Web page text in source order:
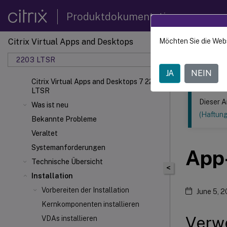
Produktdokumentation
Citrix Virtual Apps and Desktops
2203 LTSR
Citrix Virtual Apps and Desktops 7 2203
LTSR
Was ist neu
Bekannte Probleme
Veraltet
Systemanforderungen
Technische Übersicht
Installation
Vorbereiten der Installation
Kernkomponenten installieren
VDAs installieren
Dieser Inhalt
Citrix
<
Dieser
June 5,
Möchten Sie die
JA NEIN